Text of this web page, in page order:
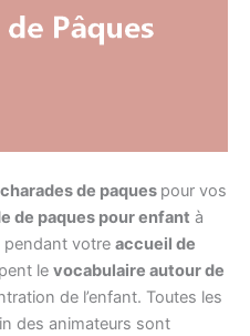
charades de paques pour vos
de paques pour enfant à
pendant votre accueil de
le vocabulaire autour de
de l’enfant. Toutes les
des animateurs sont